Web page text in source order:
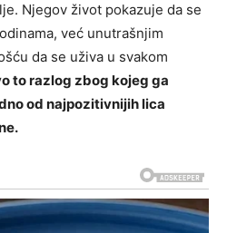
Njegov život pokazuje da se
već unutrašnjim
da se uživa u svakom
to razlog zbog kojeg ga
od najpozitivnijih lica